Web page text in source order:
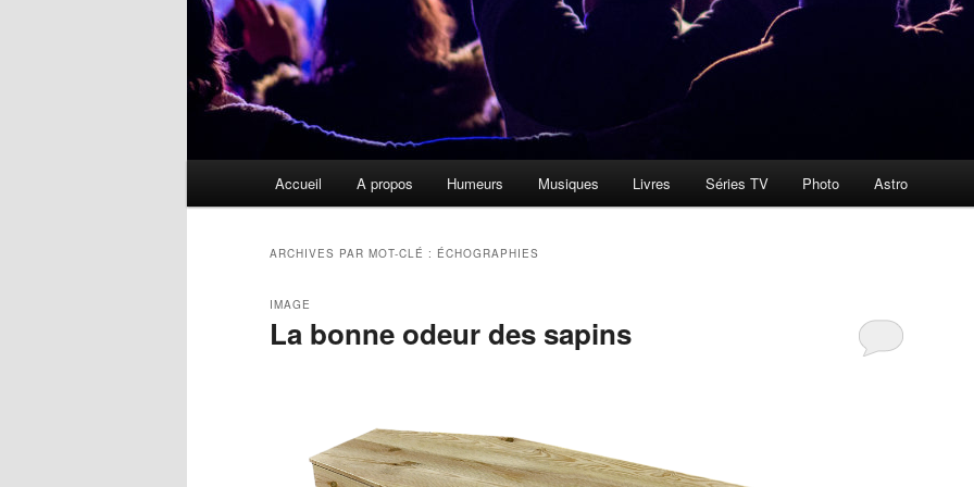
Accueil A propos Humeurs Musiques Livres Séries TV Photo Astro
ARCHIVES PAR MOT-CLÉ : ÉCHOGRAPHIES
La bonne odeur des sapins
IMAGE